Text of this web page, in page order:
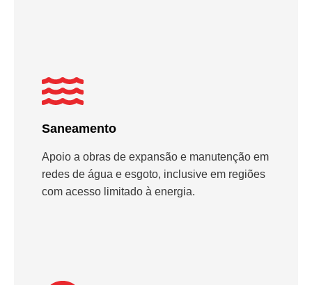
Saneamento
Apoio a obras de expansão e manutenção em
redes de água e esgoto, inclusive em regiões
com acesso limitado à energia.